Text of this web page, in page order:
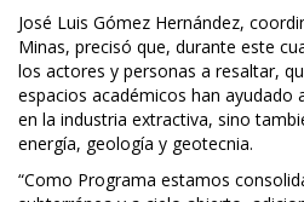
José Luis Gómez Hernández,
Minas, precisó que, durante este
los actores y personas a resaltar,
espacios académicos han ayudado
en la industria extractiva, sino
energía, geología y geotecnia.
“Como Programa estamos